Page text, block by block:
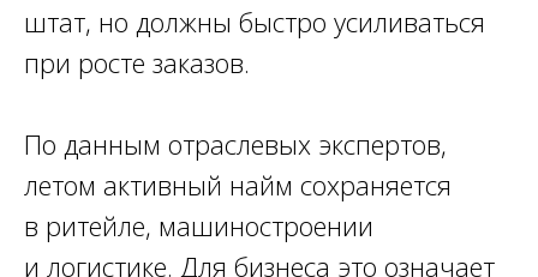
штат, но должны быстро усиливаться
при росте заказов.
По данным отраслевых экспертов,
летом активный найм сохраняется
в ритейле, машиностроении
и логистике. Для бизнеса это означает